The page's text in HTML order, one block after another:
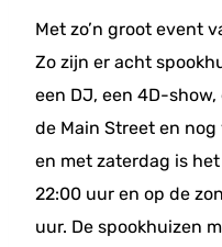
Met zo’n groot event
Zo zijn er acht
een DJ, een 4D-
de Main Street en
en met zaterdag is
22:00 uur en op de
uur. De spookhuizen